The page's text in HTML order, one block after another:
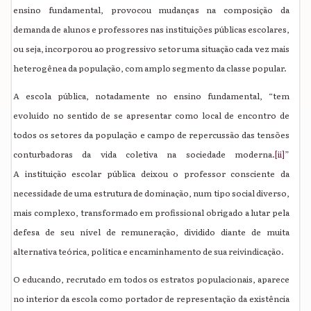
ensino fundamental, provocou mudanças na composição da
demanda de alunos e professores nas instituições públicas escolares,
ou seja, incorporou ao progressivo setor uma situação cada vez mais
heterogênea da população, com amplo segmento da classe popular.
A escola pública, notadamente no ensino fundamental, “tem
evoluído no sentido de se apresentar como local de encontro de
todos os setores da população e campo de repercussão das tensões
conturbadoras da vida coletiva na sociedade moderna.[ii]”
A instituição escolar pública deixou o professor consciente da
necessidade de uma estrutura de dominação, num tipo social diverso,
mais complexo, transformado em profissional obrigado a lutar pela
defesa de seu nível de remuneração, dividido diante de muita
alternativa teórica, política e encaminhamento de sua reivindicação.
O educando, recrutado em todos os estratos populacionais, aparece
no interior da escola como portador de representação da existência